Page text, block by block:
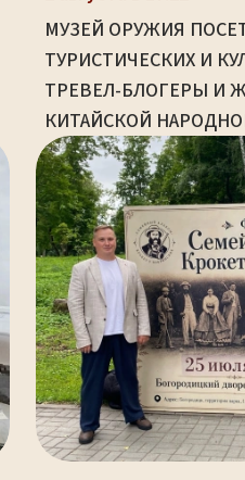
МУЗЕЙ ОРУЖИЯ
ТУРИСТИЧЕСКИХ И
ТРЕВЕЛ-БЛОГЕРЫ И
КИТАЙСКОЙ